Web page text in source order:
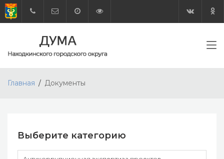
Главная Документы
Выберите категорию